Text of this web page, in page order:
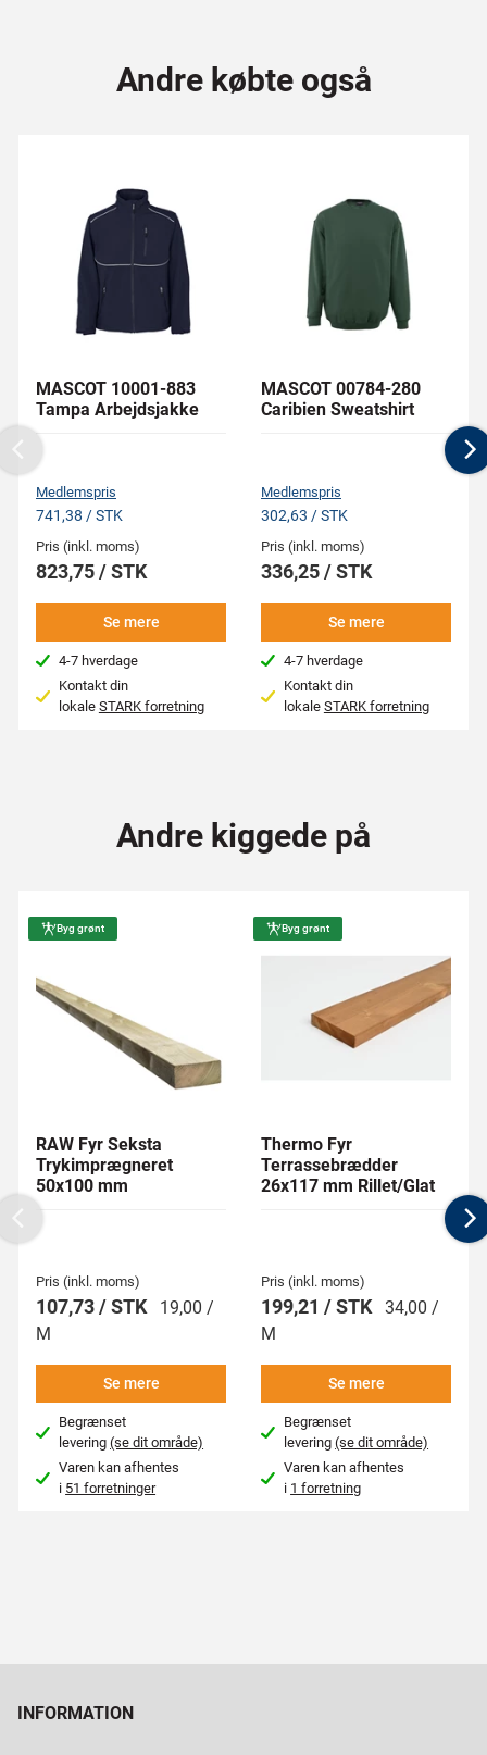
Andre købte også
MASCOT 10001-883
Tampa Arbejdsjakke
Medlemspris
741,38 / STK
Pris (inkl. moms)
823,75 / STK
Se mere
4-7 hverdage
Kontakt din
lokale STARK forretning
MASCOT 00784-280
Caribien Sweatshirt
Medlemspris
302,63 / STK
Pris (inkl. moms)
336,25 / STK
Se mere
4-7 hverdage
Kontakt din
lokale STARK forretning
Previous
Andre kiggede på
Byg grønt
RAW Fyr Seksta
Trykimprægneret
50x100 mm
Pris (inkl. moms)
107,73 / STK
19,00 /
M
Se mere
Begrænset
levering(se dit område)
Varen kan afhentes
i 51 forretninger
Byg grønt
Thermo Fyr
Terrassebrædder
26x117 mm Rillet/Glat
Pris (inkl. moms)
199,21 / STK 34,00 /
M
Se mere
Begrænset
levering(se dit område)
Varen kan afhentes
i 1 forretning
Previous
INFORMATION